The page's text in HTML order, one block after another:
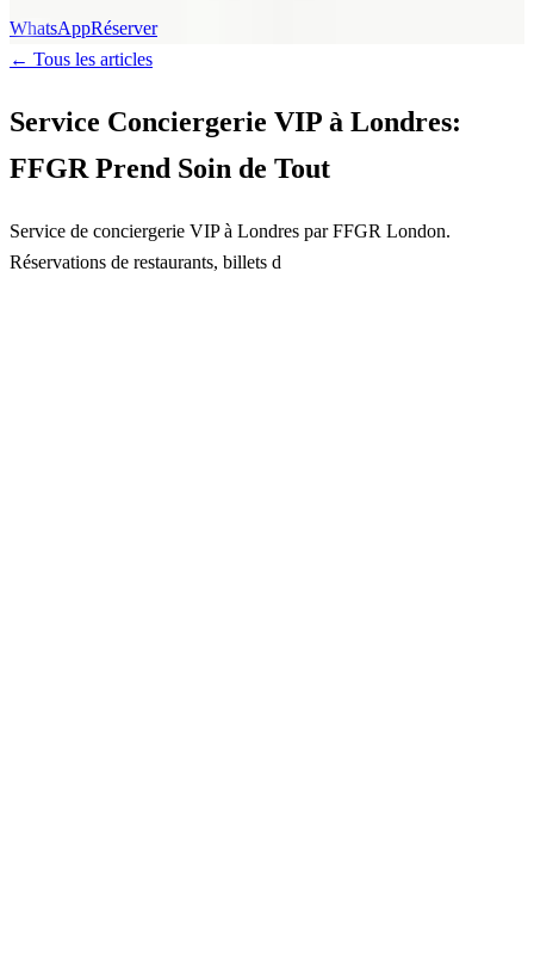
WhatsAppRéserver
← Tous les articles
Service Conciergerie VIP à Londres:
FFGR Prend Soin de Tout
Service de conciergerie VIP à Londres par FFGR London.
Réservations de restaurants, billets d